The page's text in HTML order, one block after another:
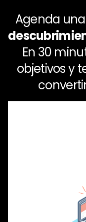
Agenda una
En 30
objetivos y